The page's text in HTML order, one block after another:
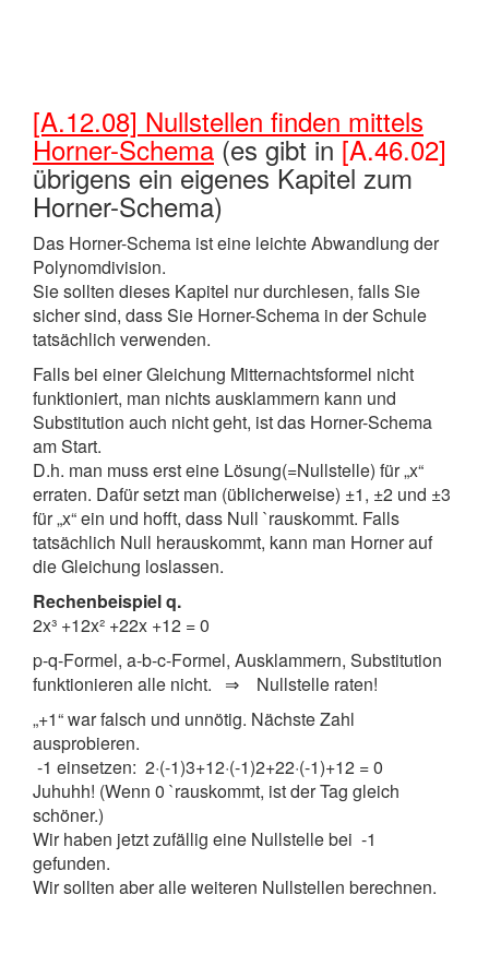
[A.12.08] Nullstellen finden mittels
Horner-Schema(es gibt in[A.46.02]
übrigens ein eigenes Kapitel zum
Horner-Schema)
Das Horner-Schema ist eine leichte Abwandlung der
Polynomdivision.
Sie sollten dieses Kapitel nur durchlesen, falls Sie
sicher sind, dass Sie Horner-Schema in der Schule
tatsächlich verwenden.
Falls bei einer Gleichung Mitternachtsformel nicht
funktioniert, man nichts ausklammern kann und
Substitution auch nicht geht, ist das Horner-Schema
am Start.
D.h. man muss erst eine Lösung(=Nullstelle) für „x“
erraten. Dafür setzt man (üblicherweise) ±1, ±2 und ±3
für „x“ ein und hofft, dass Null `rauskommt. Falls
tatsächlich Null herauskommt, kann man Horner auf
die Gleichung loslassen.
Rechenbeispiel q.
2x³ +12x² +22x +12 = 0
p-q-Formel, a-b-c-Formel, Ausklammern, Substitution
funktionieren alle nicht. ⇒ Nullstelle raten!
„+1“ war falsch und unnötig. Nächste Zahl
ausprobieren.
-1 einsetzen: 2·(-1)3+12·(-1)2+22·(-1)+12 = 0
Juhuhh! (Wenn 0 `rauskommt, ist der Tag gleich
schöner.)
Wir haben jetzt zufällig eine Nullstelle bei -1
gefunden.
Wir sollten aber alle weiteren Nullstellen berechnen.